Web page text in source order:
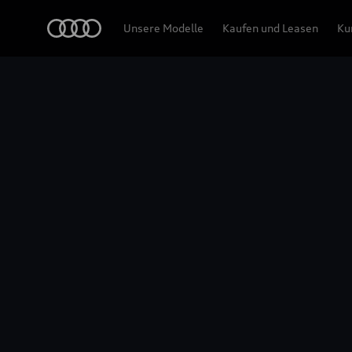
Unsere Modelle Kaufen und Leasen